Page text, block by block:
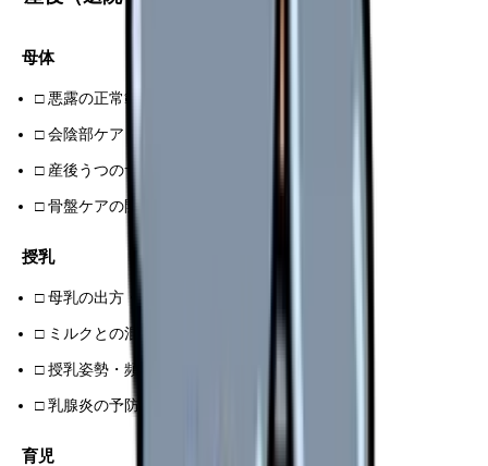
母体
□ 悪露の正常範囲
□ 会陰部ケア・痛み対処
□ 産後うつのサインと相談先
□ 骨盤ケアの開始時期
授乳
□ 母乳の出方・乳首トラブル対処
□ ミルクとの混合判断
□ 授乳姿勢・頻度・時間
□ 乳腺炎の予防
育児